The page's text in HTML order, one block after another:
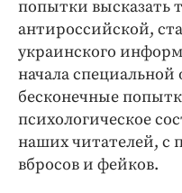
попытки высказать
антироссийской,
украинского
начала
бесконечные
психологическое
наших читателей, с
вбросов и фейков.